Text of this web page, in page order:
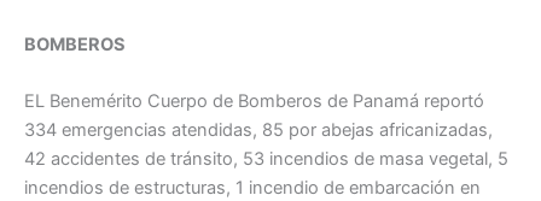
BOMBEROS
EL Benemérito Cuerpo de Bomberos de Panamá reportó
334 emergencias atendidas, 85 por abejas africanizadas,
42 accidentes de tránsito, 53 incendios de masa vegetal, 5
incendios de estructuras, 1 incendio de embarcación en